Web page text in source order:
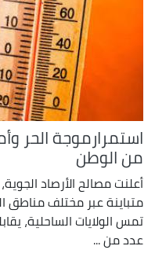
استمرارموجة الحر
من الوطن
أعلنت مصالح الأرصاد
متباينة عبر مختلف
تمس الولايات الساحلية،
عدد من ...